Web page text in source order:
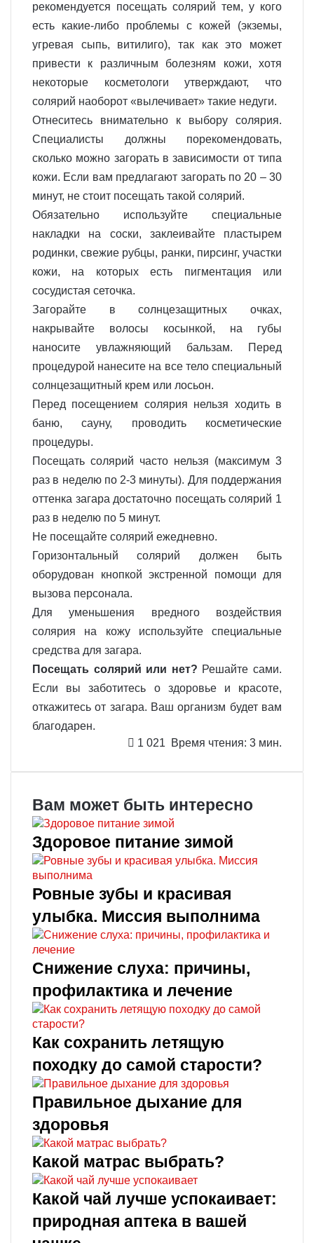
рекомендуется посещать солярий тем, у кого
есть какие-либо проблемы с кожей (экземы,
угревая сыпь, витилиго), так как это может
привести к различным болезням кожи, хотя
некоторые косметологи утверждают, что
солярий наоборот «вылечивает» такие недуги.
Отнеситесь внимательно к выбору солярия.
Специалисты должны порекомендовать,
сколько можно загорать в зависимости от типа
кожи. Если вам предлагают загорать по 20 – 30
минут, не стоит посещать такой солярий.
Обязательно используйте специальные
накладки на соски, заклеивайте пластырем
родинки, свежие рубцы, ранки, пирсинг, участки
кожи, на которых есть пигментация или
сосудистая сеточка.
Загорайте в солнцезащитных очках,
накрывайте волосы косынкой, на губы
наносите увлажняющий бальзам. Перед
процедурой нанесите на все тело специальный
солнцезащитный крем или лосьон.
Перед посещением солярия нельзя ходить в
баню, сауну, проводить косметические
процедуры.
Посещать солярий часто нельзя (максимум 3
раз в неделю по 2-3 минуты). Для поддержания
оттенка загара достаточно посещать солярий 1
раз в неделю по 5 минут.
Не посещайте солярий ежедневно.
Горизонтальный солярий должен быть
оборудован кнопкой экстренной помощи для
вызова персонала.
Для уменьшения вредного воздействия
солярия на кожу используйте специальные
средства для загара.
Посещать солярий или нет? Решайте сами.
Если вы заботитесь о здоровье и красоте,
откажитесь от загара. Ваш организм будет вам
благодарен.
1 021
Время чтения: 3 мин.
Вам может быть интересно
Здоровое питание зимой
Ровные зубы и красивая
улыбка. Миссия выполнима
Снижение слуха: причины,
профилактика и лечение
Как сохранить летящую
походку до самой старости?
Правильное дыхание для
здоровья
Какой матрас выбрать?
Какой чай лучше успокаивает:
природная аптека в вашей